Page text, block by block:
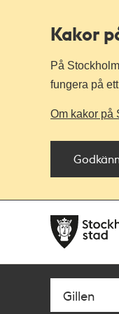
Kakor
På
fungera på
Om kakor på
navigationen
huvudinnehållet
Sök